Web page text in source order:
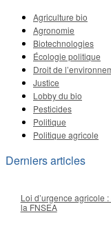
Agriculture bio
Agronomie
Biotechnologies
Écologie politique
Droit de
Justice
Lobby du bio
Pesticides
Politique
Politique agricole
Derniers articles
Loi d’urgence agricole
la FNSEA